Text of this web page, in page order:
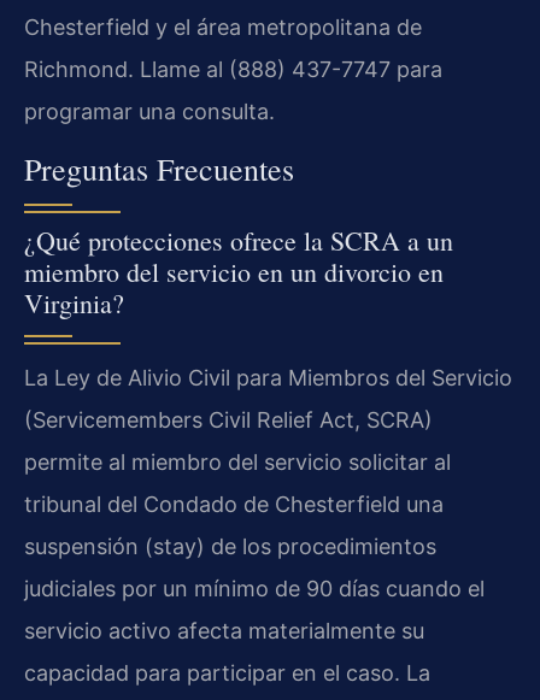
Chesterfield y el área metropolitana de
Richmond. Llame al (888) 437-7747 para
programar una consulta.
Preguntas Frecuentes
¿Qué protecciones ofrece la SCRA a un
miembro del servicio en un divorcio en
Virginia?
La Ley de Alivio Civil para Miembros del Servicio
(Servicemembers Civil Relief Act, SCRA)
permite al miembro del servicio solicitar al
tribunal del Condado de Chesterfield una
suspensión (stay) de los procedimientos
judiciales por un mínimo de 90 días cuando el
servicio activo afecta materialmente su
capacidad para participar en el caso. La